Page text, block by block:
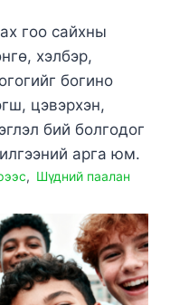
гоо сайхны
хэлбэр,
богино
цэвэрхэн,
бий болгодог
арга юм.
, Шүдний паалан